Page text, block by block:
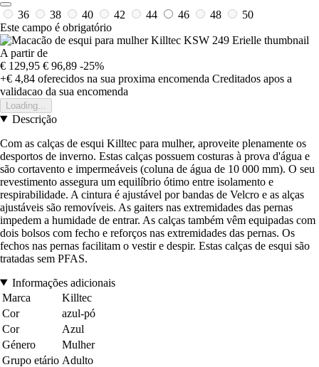
36 38 40 42 44 46 48
50
Este campo é obrigatório
A partir de
€ 129,95 € 96,89 -25%
+€ 4,84 oferecidos na sua proxima encomenda Creditados apos a
validacao da sua encomenda
Loading...
Descrição
Com as calças de esqui Killtec para mulher, aproveite plenamente os
desportos de inverno. Estas calças possuem costuras à prova d'água e
são cortavento e impermeáveis (coluna de água de 10 000 mm). O seu
revestimento assegura um equilíbrio ótimo entre isolamento e
respirabilidade. A cintura é ajustável por bandas de Velcro e as alças
ajustáveis são removíveis. As gaiters nas extremidades das pernas
impedem a humidade de entrar. As calças também vêm equipadas com
dois bolsos com fecho e reforços nas extremidades das pernas. Os
fechos nas pernas facilitam o vestir e despir. Estas calças de esqui são
tratadas sem PFAS.
Informações adicionais
Marca
Killtec
Cor
azul-pó
Cor
Azul
Género
Mulher
Grupo etário Adulto